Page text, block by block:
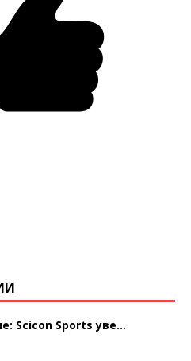
Scicon Sports уве...